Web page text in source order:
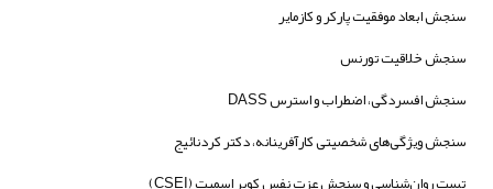
سنجش ابعاد موفقیت پارکر و کازمایر
سنجش خلاقیت تورنس
سنجش افسردگی، اضطراب و استرس DASS
سنجش ویژگی‌های شخصیتی کارآفرینانه، دکتر کردنائیج